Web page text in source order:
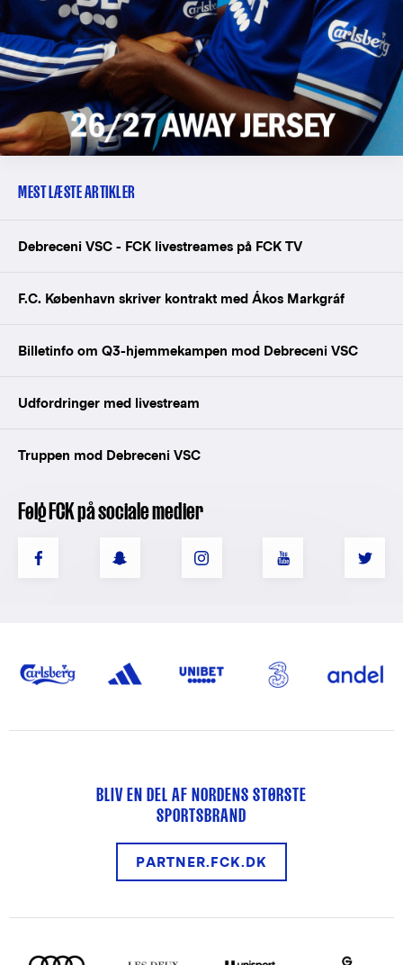
MEST LÆSTE ARTIKLER
Debreceni VSC - FCK livestreames på FCK TV
F.C. København skriver kontrakt med Ákos Markgráf
Billetinfo om Q3-hjemmekampen mod Debreceni VSC
Udfordringer med livestream
Truppen mod Debreceni VSC
Følg FCK på sociale medier
BLIV EN DEL AF NORDENS STØRSTE
SPORTSBRAND
PARTNER.FCK.DK